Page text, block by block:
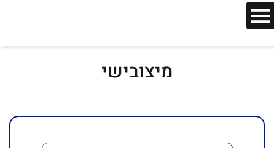
מיצובישי